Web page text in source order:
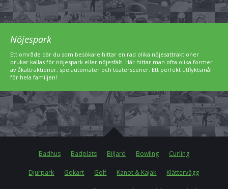
Nöjespark
Ett område där du som besökare hittar en rad olika nöjesattraktioner
brukar kallas för nöjespark eller nöjesfält. Här hittar man ofta olika former
av åkattraktioner, spelautomater och teaterscener. Ett perfekt utflyktsmål
för hela familjen!
Badhus Badplats Biljard Bowling Curling
Djurpark Gokart Golf Kanot & Kajak Klättervägg